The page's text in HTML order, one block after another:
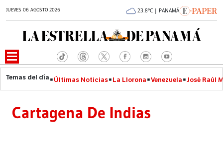
JUEVES 06 AGOSTO 2026 23.8°C | PANAMÁ
Últimas Noticias La Llorona Venezuela José Raúl
Cartagena De Indias